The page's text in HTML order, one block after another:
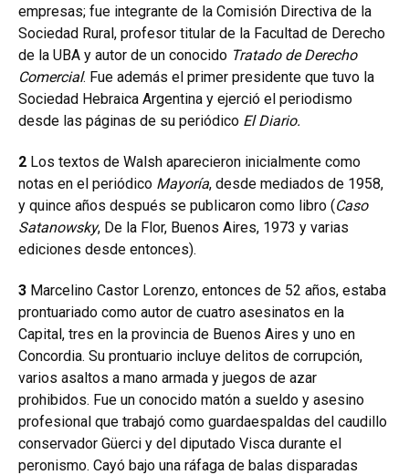
empresas; fue integrante de la Comisión Directiva de la
Sociedad Rural, profesor titular de la Facultad de Derecho
de la UBA y autor de un conocido Tratado de Derecho
Comercial. Fue además el primer presidente que tuvo la
Sociedad Hebraica Argentina y ejerció el periodismo
desde las páginas de su periódico El Diario.
2 Los textos de Walsh aparecieron inicialmente como
notas en el periódico Mayoría, desde mediados de 1958,
y quince años después se publicaron como libro (Caso
Satanowsky, De la Flor, Buenos Aires, 1973 y varias
ediciones desde entonces).
3 Marcelino Castor Lorenzo, entonces de 52 años, estaba
prontuariado como autor de cuatro asesinatos en la
Capital, tres en la provincia de Buenos Aires y uno en
Concordia. Su prontuario incluye delitos de corrupción,
varios asaltos a mano armada y juegos de azar
prohibidos. Fue un conocido matón a sueldo y asesino
profesional que trabajó como guardaespaldas del caudillo
conservador Güerci y del diputado Visca durante el
peronismo. Cayó bajo una ráfaga de balas disparadas